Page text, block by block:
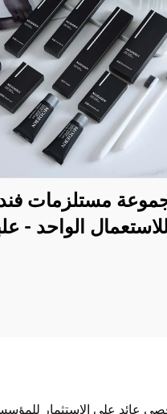
مستلزمات
للاستعمال الواحد -
أقصى عائد على الاستثمار